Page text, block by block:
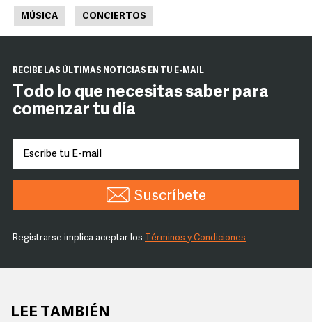
MÚSICA CONCIERTOS
RECIBE LAS ÚLTIMAS NOTICIAS EN TU E-MAIL
Todo lo que necesitas saber para
comenzar tu día
Suscríbete
Registrarse implica aceptar los Términos y Condiciones
LEE TAMBIÉN